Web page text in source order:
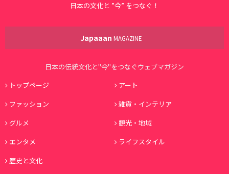
日本の文化と ”今” をつなぐ！
Japaaan MAGAZINE
日本の伝統文化と"今"をつなぐウェブマガジン
トップページ
アート
ファッション
雑貨・インテリア
グルメ
観光・地域
エンタメ
ライフスタイル
歴史と文化